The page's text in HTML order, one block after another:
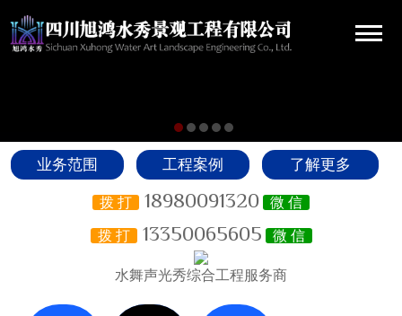
业务范围 工程案例 了解更多
拨 打 18980091320 微 信
拨 打 13350065605 微 信
水舞声光秀综合工程服务商